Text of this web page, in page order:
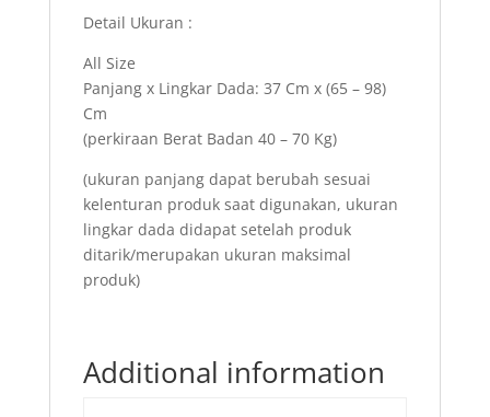
Detail Ukuran :
All Size
Panjang x Lingkar Dada: 37 Cm x (65 – 98)
Cm
(perkiraan Berat Badan 40 – 70 Kg)
(ukuran panjang dapat berubah sesuai
kelenturan produk saat digunakan, ukuran
lingkar dada didapat setelah produk
ditarik/merupakan ukuran maksimal
produk)
Additional information